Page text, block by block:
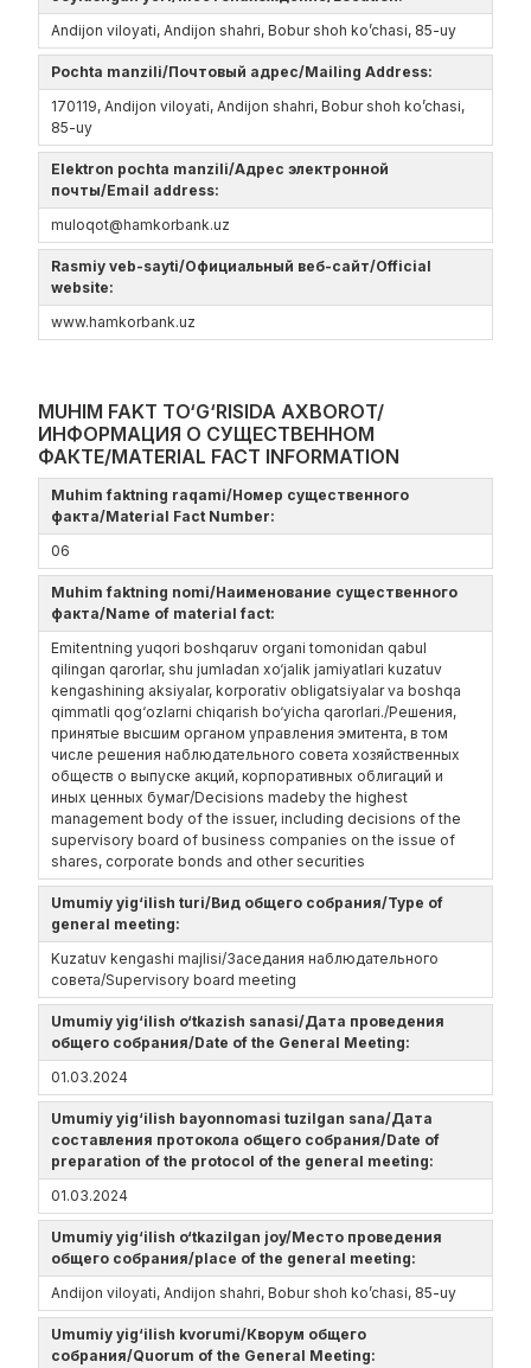
Andijon viloyati, Andijon shahri, Bobur shoh ko’chasi, 85-uy
Pochta manzili/Почтовый адрес/Mailing Address:
170119, Andijon viloyati, Andijon shahri, Bobur shoh ko’chasi,
85-uy
Elektron pochta manzili/Адрес электронной
почты/Email address:
muloqot@hamkorbank.uz
Rasmiy veb-sayti/Официальный веб-сайт/Official
website:
www.hamkorbank.uz
MUHIM FAKT TO‘G‘RISIDA AXBOROT/
ИНФОРМАЦИЯ О СУЩЕСТВЕННОМ
ФАКТЕ/MATERIAL FACT INFORMATION
Muhim faktning raqami/Номер существенного
факта/Material Fact Number:
06
Muhim faktning nomi/Наименование существенного
факта/Name of material fact:
Emitentning yuqori boshqaruv organi tomonidan qabul
qilingan qarorlar, shu jumladan xo‘jalik jamiyatlari kuzatuv
kengashining aksiyalar, korporativ obligatsiyalar va boshqa
qimmatli qog‘ozlarni chiqarish bo‘yicha qarorlari./Решения,
принятые высшим органом управления эмитента, в том
числе решения наблюдательного совета хозяйственных
обществ о выпуске акций, корпоративных облигаций и
иных ценных бумаг/Decisions madeby the highest
management body of the issuer, including decisions of the
supervisory board of business companies on the issue of
shares, corporate bonds and other securities
Umumiy yig‘ilish turi/Вид общего собрания/Type of
general meeting:
Kuzatuv kengashi majlisi/Заседания наблюдательного
совета/Supervisory board meeting
Umumiy yig‘ilish o‘tkazish sanasi/Дата проведения
общего собрания/Date of the General Meeting:
01.03.2024
Umumiy yig‘ilish bayonnomasi tuzilgan sana/Дата
составления протокола общего собрания/Date of
preparation of the protocol of the general meeting:
01.03.2024
Umumiy yig‘ilish o‘tkazilgan joy/Место проведения
общего собрания/place of the general meeting:
Andijon viloyati, Andijon shahri, Bobur shoh ko’chasi, 85-uy
Umumiy yig‘ilish kvorumi/Кворум общего
собрания/Quorum of the General Meeting: